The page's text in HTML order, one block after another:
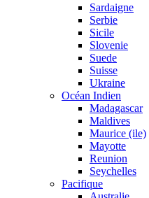
Sardaigne
Serbie
Sicile
Slovenie
Suede
Suisse
Ukraine
Océan Indien
Madagascar
Maldives
Maurice (ile)
Mayotte
Reunion
Seychelles
Pacifique